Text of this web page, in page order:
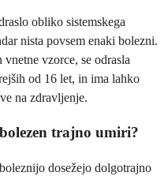
obliko sistemskega
nista povsem enaki bolezni.
vzorce, se odrasla
od 16 let, in ima lahko
na zdravljenje.
trajno umiri?
dosežejo dolgotrajno